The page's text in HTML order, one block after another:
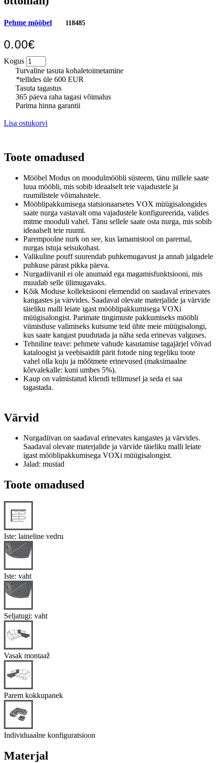
Pehme mööbel 118485
0.00€
Kogus
Turvaline tasuta kohaletoimetamine
*tellides üle 600 EUR
Tasuta tagastus
365 päeva raha tagasi võimalus
Parima hinna garantii
Lisa ostukorvi
Toote omadused
Mööbel Modus on moodulmööbli süsteem, tänu millele saate
luua mööbli, mis sobib ideaalselt teie vajadustele ja
ruumilistele võimalustele.
Mööblipakkumisega statsionaarsetes VOX müügisalongides
saate nurga vastavalt oma vajadustele konfigureerida, valides
mitme mooduli vahel. Tänu sellele saate osta nurga, mis sobib
ideaalselt teie ruumi.
Parempoolne nurk on see, kus lamamistool on paremal,
nurgas istuja seisukohast.
Valikuline pouff suurendab puhkemugavust ja annab jalgadele
puhkuse pärast pikka päeva.
Nurgadiivanil ei ole anumaid ega magamisfunktsiooni, mis
muudab selle ülimugavaks.
Kõik Moduse kollektsiooni elemendid on saadaval erinevates
kangastes ja värvides. Saadaval olevate materjalide ja värvide
täieliku malli leiate igast mööblipakkumisega VOXi
müügisalongist. Parimate tingimuste pakkumiseks mööbli
viimistluse valimiseks kutsume teid ühte meie müügisalongi,
kus saate kangast puudutada ja näha seda erinevas valguses.
Tehniline teave: pehmete vahude kasutamise tagajärjel võivad
kataloogist ja veebisaidilt pärit fotode ning tegeliku toote
vahel olla kuju ja mõõtmete erinevused (maksimaalne
kõrvalekalle: kuni umbes 5%).
Kaup on valmistatud kliendi tellimusel ja seda ei saa
tagastada.
Värvid
Nurgadiivan on saadaval erinevates kangastes ja värvides.
Saadaval olevate materjalide ja värvide täieliku malli leiate
igast mööblipakkumisega VOXi müügisalongist.
Jalad: mustad
Toote omadused
Iste: laineline vedru
Iste: vaht
Seljatugi: vaht
Vasak montaaž
Parem kokkupanek
Individuaalne konfiguratsioon
Materjal